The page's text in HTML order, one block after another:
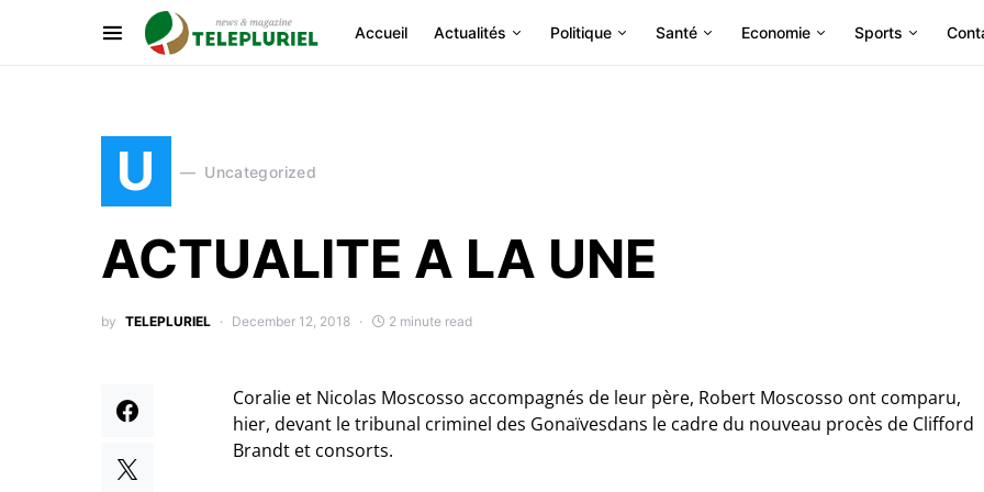
Accueil Actualités Politique Santé Economie Sports
U Uncategorized
ACTUALITE A LA UNE
by TELEPLURIEL December 12, 2018 2 minute read
Coralie et Nicolas Moscosso accompagnés de leur père, Robert Moscosso ont comparu,
hier, devant le tribunal criminel des Gonaïvesdans le cadre du nouveau procès de Clifford
Brandt et consorts.